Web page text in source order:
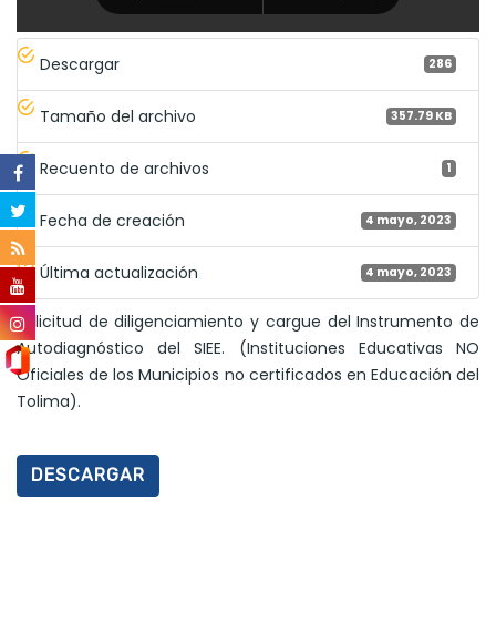
Descargar 286
Tamaño del archivo 357.79 KB
Recuento de archivos 1
Fecha de creación 4 mayo, 2023
Última actualización 4 mayo, 2023
Solicitud de diligenciamiento y cargue del Instrumento de
Autodiagnóstico del SIEE. (Instituciones Educativas NO
Oficiales de los Municipios no certificados en Educación del
Tolima).
DESCARGAR